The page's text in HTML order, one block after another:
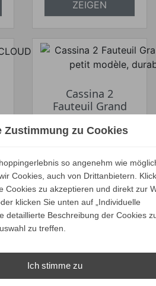
ZEIGEN
Cassina 2
Fauteuil Grand
Confort, petit
modèle, durable,
Verkaufspreis
ab 6.789,00 €
Preis
6.449,55 €
Ihr Spar-Preis
Preise inkl. ges.
ALLE
Zustimmung zu Cookies
so angenehm wie
Cookies, auch von Drittanbietern.
Cookies zu akzeptieren und direkt zur
klicken Sie unten auf „Individuelle
detaillierte Beschreibung der Cookies
zu treffen.
Ich stimme zu